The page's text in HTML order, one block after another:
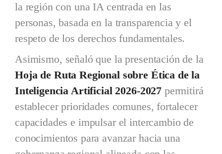
la región con una IA centrada en las
personas, basada en la transparencia y el
respeto de los derechos fundamentales.
Asimismo, señaló que la presentación de la
Hoja de Ruta Regional sobre Ética de la
Inteligencia Artificial 2026-2027 permitirá
establecer prioridades comunes, fortalecer
capacidades e impulsar el intercambio de
conocimientos para avanzar hacia una